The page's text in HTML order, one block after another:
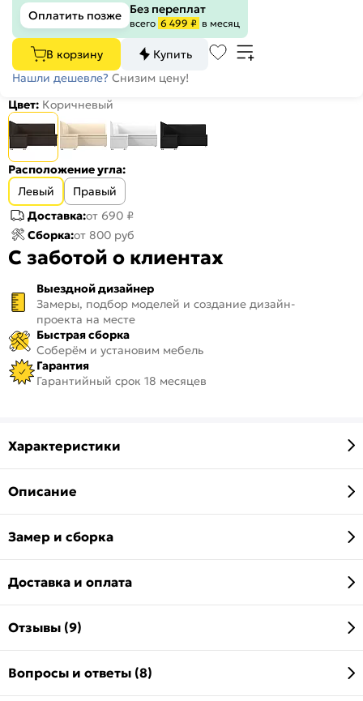
Оплатить позже Без переплат
всего 6 499 ₽ в месяц
В корзину
Купить
Нашли дешевле? Снизим цену!
Цвет: Коричневый
Расположение угла:
Левый
Правый
Доставка:от 690 ₽
Сборка:от 800 руб
С заботой о клиентах
Выездной дизайнер
Замеры, подбор моделей и создание дизайн-
проекта на месте
Быстрая сборка
Соберём и установим мебель
Гарантия
Гарантийный срок 18 месяцев
Характеристики
Описание
Замер и сборка
Доставка и оплата
Отзывы (9)
Вопросы и ответы (8)